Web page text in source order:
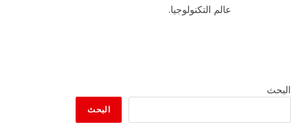
عالم التكنولوجيا.
البحث
البحث